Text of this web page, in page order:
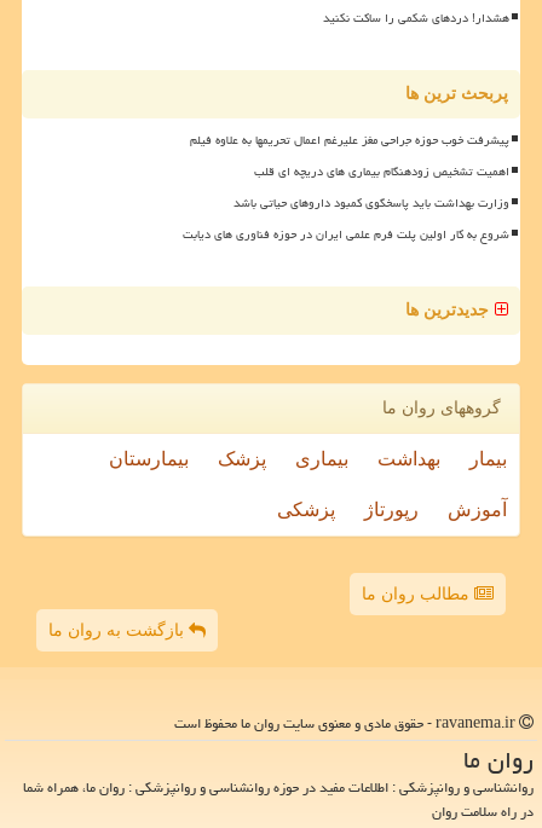
هشدار! دردهای شکمی را ساکت نکنید
پربحث ترین ها
پیشرفت خوب حوزه جراحی مغز علیرغم اعمال تحریمها به علاوه فیلم
اهمیت تشخیص زودهنگام بیماری های دریچه ای قلب
وزارت بهداشت باید پاسخگوی کمبود داروهای حیاتی باشد
شروع به کار اولین پلت فرم علمی ایران در حوزه فناوری های دیابت
جدیدترین ها
گروههای روان ما
بیمار بهداشت بیماری پزشک بیمارستان
آموزش رپورتاژ پزشکی
مطالب روان ما
بازگشت به روان ما
روان ما
روانشناسی و روانپزشکی : اطلاعات مفید در حوزه روانشناسی و روانپزشکی : روان ما، همراه شما
در راه سلامت روان